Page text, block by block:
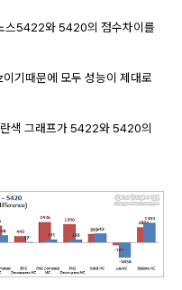
스5422와 5420의 점수차이를
기때문에 모두 성능이 제대로
색 그래프가 5422와 5420의